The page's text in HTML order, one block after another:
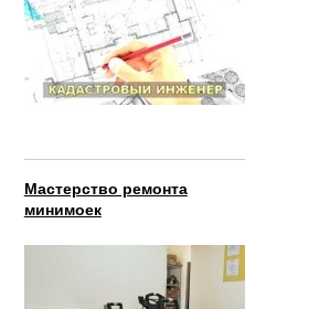
Мастерство ремонта
минимоек